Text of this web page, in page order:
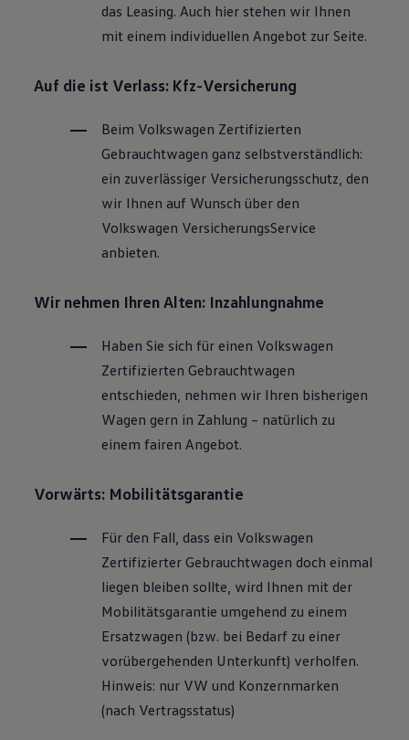
das Leasing. Auch hier stehen wir Ihnen
mit einem individuellen Angebot zur Seite.
Auf die ist Verlass: Kfz-Versicherung
Beim Volkswagen Zertifizierten
Gebrauchtwagen ganz selbstverständlich:
ein zuverlässiger Versicherungsschutz, den
wir Ihnen auf Wunsch über den
Volkswagen VersicherungsService
anbieten.
Wir nehmen Ihren Alten: Inzahlungnahme
Haben Sie sich für einen Volkswagen
Zertifizierten Gebrauchtwagen
entschieden, nehmen wir Ihren bisherigen
Wagen gern in Zahlung – natürlich zu
einem fairen Angebot.
Vorwärts: Mobilitätsgarantie
Für den Fall, dass ein Volkswagen
Zertifizierter Gebrauchtwagen doch einmal
liegen bleiben sollte, wird Ihnen mit der
Mobilitätsgarantie umgehend zu einem
Ersatzwagen (bzw. bei Bedarf zu einer
vorübergehenden Unterkunft) verholfen.
Hinweis: nur VW und Konzernmarken
(nach Vertragsstatus)